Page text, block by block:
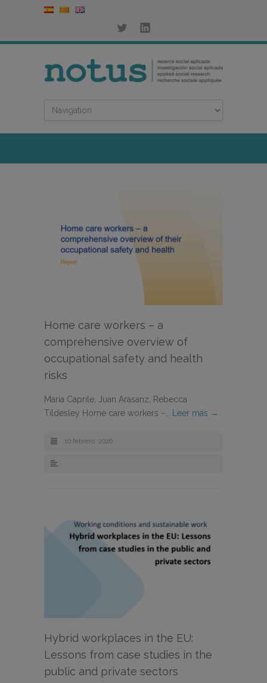
Home care workers – a
comprehensive overview of
occupational safety and health
risks
Maria Caprile, Juan Arasanz, Rebecca
Tildesley Home care workers –…
Leer más →
10 febrero, 2026
Hybrid workplaces in the EU:
Lessons from case studies in the
public and private sectors